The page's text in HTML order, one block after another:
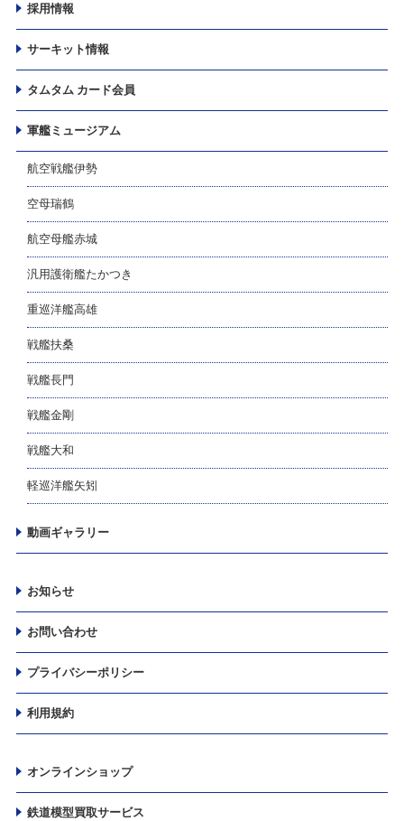
採用情報
サーキット情報
タムタム カード会員
軍艦ミュージアム
航空戦艦伊勢
空母瑞鶴
航空母艦赤城
汎用護衛艦たかつき
重巡洋艦高雄
戦艦扶桑
戦艦長門
戦艦金剛
戦艦大和
軽巡洋艦矢矧
動画ギャラリー
お知らせ
お問い合わせ
プライバシーポリシー
利用規約
オンラインショップ
鉄道模型買取サービス